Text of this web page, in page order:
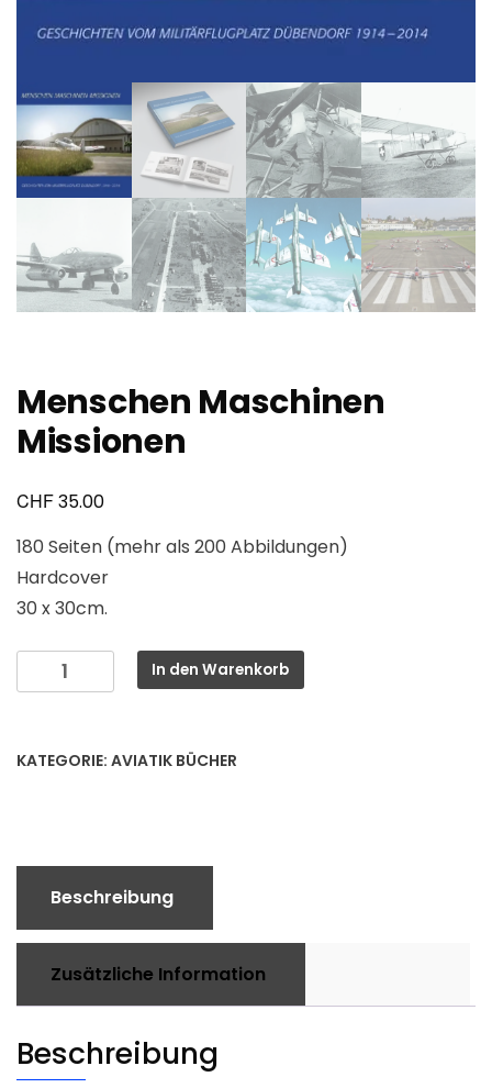
Menschen Maschinen
Missionen
CHF35.00
180 Seiten (mehr als 200 Abbildungen)
Hardcover
30 x 30cm.
Menschen
Maschinen
In den Warenkorb
KATEGORIE: AVIATIK BÜCHER
Beschreibung
Zusätzliche Information
Beschreibung